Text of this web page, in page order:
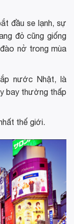
đầu se lạnh, sự
đỏ cũng giống
nở trong mùa
nước Nhật, là
bay thường thấp
thế giới.